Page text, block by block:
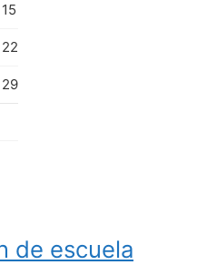
15
22
29
de escuela